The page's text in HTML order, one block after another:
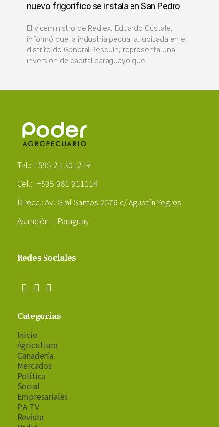
nuevo frigorífico se instala en San Pedro
El viceministro de Rediex, Eduardo Gustale,
informó que la industria pecuaria, ubicada en el
distrito de General Resquín, representa una
inversión de capital paraguayo que
Tel.: +595 21 301219
Cel.: +595 981 911114
Direcc.: Av. Gral Santos 2576 c/ Agustín Yegros
Asunción – Paraguay
Redes Sociales
Categorías
Inicio
Agricultura
Ganadería
Mercados
Política
Social
Empresariales
P.A TV
Revista